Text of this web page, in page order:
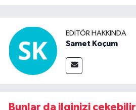
EDITÖR HAKKINDA
Samet Koçum
Bunlar da ilginizi çekebilir